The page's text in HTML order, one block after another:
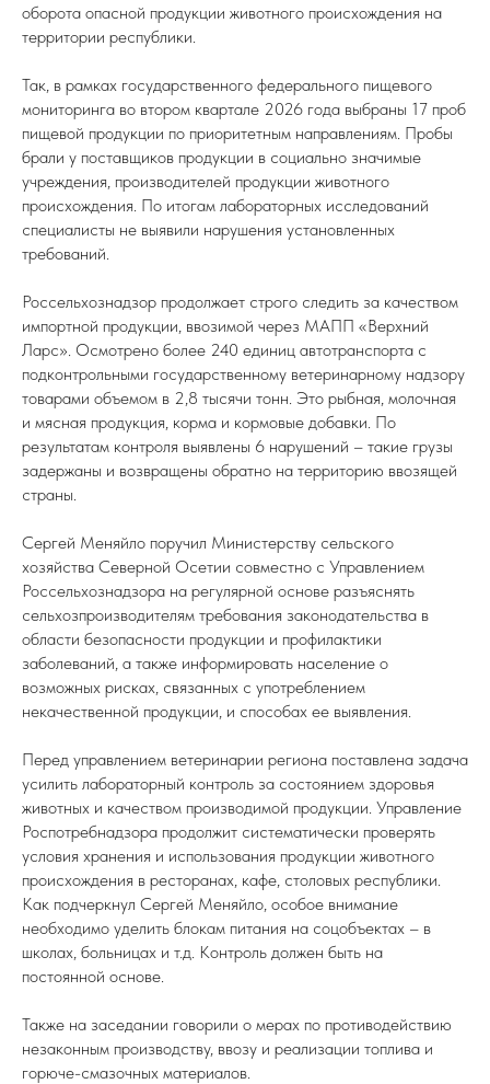
оборота опасной продукции животного происхождения на
территории республики.
Так, в рамках государственного федерального пищевого
мониторинга во втором квартале 2026 года выбраны 17 проб
пищевой продукции по приоритетным направлениям. Пробы
брали у поставщиков продукции в социально значимые
учреждения, производителей продукции животного
происхождения. По итогам лабораторных исследований
специалисты не выявили нарушения установленных
требований.
Россельхознадзор продолжает строго следить за качеством
импортной продукции, ввозимой через МАПП «Верхний
Ларс». Осмотрено более 240 единиц автотранспорта с
подконтрольными государственному ветеринарному надзору
товарами объемом в 2,8 тысячи тонн. Это рыбная, молочная
и мясная продукция, корма и кормовые добавки. По
результатам контроля выявлены 6 нарушений – такие грузы
задержаны и возвращены обратно на территорию ввозящей
страны.
Сергей Меняйло поручил Министерству сельского
хозяйства Северной Осетии совместно с Управлением
Россельхознадзора на регулярной основе разъяснять
сельхозпроизводителям требования законодательства в
области безопасности продукции и профилактики
заболеваний, а также информировать население о
возможных рисках, связанных с употреблением
некачественной продукции, и способах ее выявления.
Перед управлением ветеринарии региона поставлена задача
усилить лабораторный контроль за состоянием здоровья
животных и качеством производимой продукции. Управление
Роспотребнадзора продолжит систематически проверять
условия хранения и использования продукции животного
происхождения в ресторанах, кафе, столовых республики.
Как подчеркнул Сергей Меняйло, особое внимание
необходимо уделить блокам питания на соцобъектах – в
школах, больницах и т.д. Контроль должен быть на
постоянной основе.
Также на заседании говорили о мерах по противодействию
незаконным производству, ввозу и реализации топлива и
горюче-смазочных материалов.